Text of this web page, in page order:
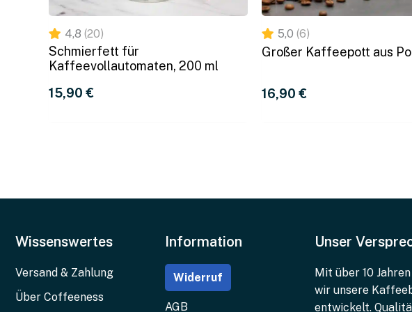
4,8 (20)
Schmierfett für
Kaffeevollautomaten, 200 ml
15,90 €
5,0 (6)
Großer Kaffeepott aus
16,90 €
Wissenswertes
Versand & Zahlung
Über Coffeeness
Information
Widerruf
AGB
Unser
Mit über 10
wir unsere
entwickelt.